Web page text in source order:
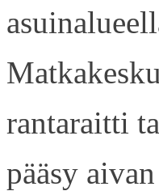
rantaraitti
pääsy